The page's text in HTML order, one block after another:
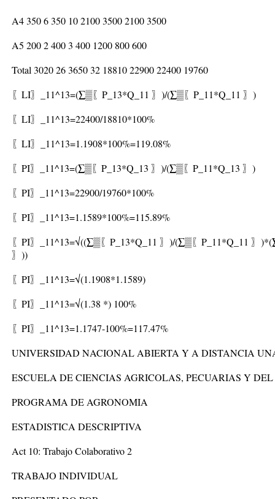
A4 350 6 350 10 2100 3500 2100 3500
A5 200 2 400 3 400 1200 800 600
Total 3020 26 3650 32 18810 22900 22400 19760
〖LI〗_11^13=(∑▒〖P_13*Q_11 〗)/(∑▒〖P_11*Q_11 〗)
〖LI〗_11^13=22400/18810*100%
〖LI〗_11^13=1.1908*100%=119.08%
〖PI〗_11^13=(∑▒〖P_13*Q_13 〗)/(∑▒〖P_11*Q_13 〗)
〖PI〗_11^13=22900/19760*100%
〖PI〗_11^13=1.1589*100%=115.89%
〖PI〗_11^13=√((∑▒〖P_13*Q_11 〗)/(∑▒〖P_11*Q_11 〗
〗))
〖PI〗_11^13=√(1.1908*1.1589)
〖PI〗_11^13=√(1.38 *) 100%
〖PI〗_11^13=1.1747-100%=117.47%
UNIVERSIDAD NACIONAL ABIERTA Y A DISTANCIA
ESCUELA DE CIENCIAS AGRICOLAS, PECUARIAS Y
PROGRAMA DE AGRONOMIA
ESTADISTICA DESCRIPTIVA
Act 10: Trabajo Colaborativo 2
TRABAJO INDIVIDUAL